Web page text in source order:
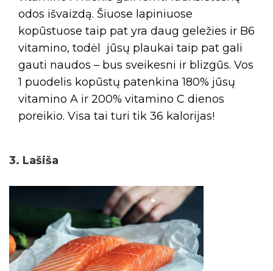
odos išvaizdą. Šiuose lapiniuose
kopūstuose taip pat yra daug geležies ir B6
vitamino, todėl jūsų plaukai taip pat gali
gauti naudos – bus sveikesni ir blizgūs. Vos
1 puodelis kopūstų patenkina 180% jūsų
vitamino A ir 200% vitamino C dienos
poreikio. Visa tai turi tik 36 kalorijas!
3. Lašiša